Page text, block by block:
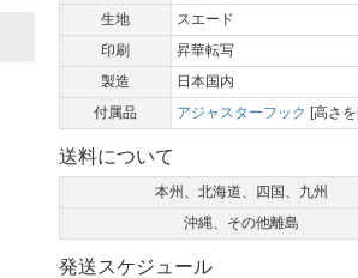
生地
スエード
印刷
昇華転写
製造
日本国内
付属品
アジャスターフック [高さ
送料について
本州、北海道、四国、九州
沖縄、その他離島
発送スケジュール